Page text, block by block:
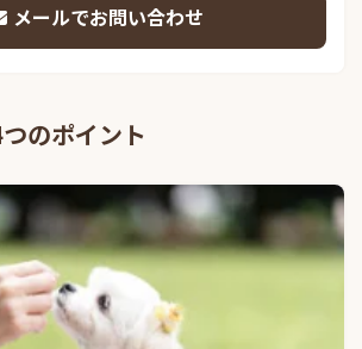
メールでお問い合わせ
のポイント